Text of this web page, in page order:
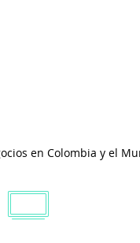
en Colombia y el